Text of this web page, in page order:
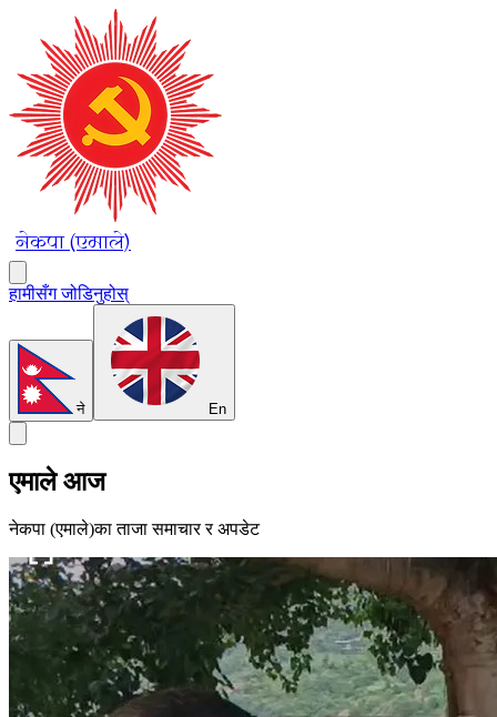
नेकपा (एमाले)
हामीसँग जोडिनुहोस्
ने En
एमाले आज
नेकपा (एमाले)का ताजा समाचार र अपडेट